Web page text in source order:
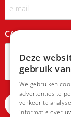
CAPTCHA
Deze
gebruik
We gebruiken
advertenties te
verkeer te
informatie over